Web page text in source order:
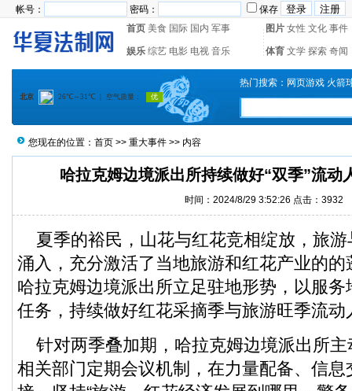
帐号： 密码：
保存
首页 美食 国际 国内 军事 图片 女性 文化 事件
娱乐 综艺 电影 电视 音乐 体育 文学 探索 奇闻
热门搜索： 网页游戏 火箭
您现在的位置： 首页 >> 重大事件 >> 内容
哈拉克姆边境派出所持续做好“双季”流动
时间：2024/8/29 3:52:26 点击： 3932
夏季的裕民，山花与红花竞相绽放，旅游
涌入，充分激活了当地旅游和红花产业的
哈拉克姆边境派出所立足驻地形势，以服
任务，持续做好红花采摘季与旅游旺季流
针对两季叠加期，哈拉克姆边境派出所主
相关部门定期会议机制，在力量配备、信